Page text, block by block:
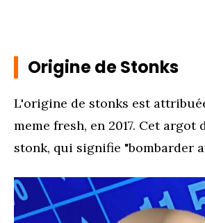
Origine de Stonks
L'origine de stonks est
meme fresh, en 2017. Cet
stonk, qui signifie "bombarder